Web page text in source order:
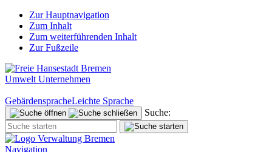
Zur Hauptnavigation
Zum Inhalt
Zum weiterführenden Inhalt
Zur Fußzeile
Umwelt Unternehmen
GebärdenspracheLeichte Sprache
Suche:
Navigation